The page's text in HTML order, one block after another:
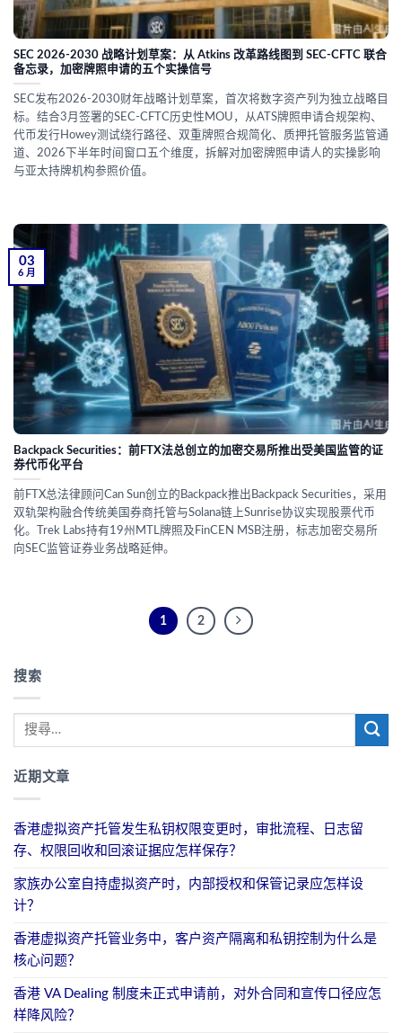
搜索
近期文章
香港虚拟资产托管发生私钥权限变更时，审批流程、日志留
存、权限回收和回滚证据应怎样保存？
家族办公室自持虚拟资产时，内部授权和保管记录应怎样设
计？
香港虚拟资产托管业务中，客户资产隔离和私钥控制为什么是
核心问题？
香港 VA Dealing 制度未正式申请前，对外合同和宣传口径应怎
样降风险？
SEC 2026-2030 战略计划草案：从 Atkins 改革路线图到 SEC-CFTC 联合
备忘录，加密牌照申请的五个实操信号
SEC发布2026-2030财年战略计划草案，首次将数字资产列为独立战略目
标。结合3月签署的SEC-CFTC历史性MOU，从ATS牌照申请合规架构、
代币发行Howey测试绕行路径、双重牌照合规简化、质押托管服务监管通
道、2026下半年时间窗口五个维度，拆解对加密牌照申请人的实操影响
与亚太持牌机构参照价值。
Backpack Securities：前FTX法总创立的加密交易所推出受美国监管的证
券代币化平台
前FTX总法律顾问Can Sun创立的Backpack推出Backpack Securities，采用
双轨架构融合传统美国券商托管与Solana链上Sunrise协议实现股票代币
化。Trek Labs持有19州MTL牌照及FinCEN MSB注册，标志加密交易所
向SEC监管证券业务战略延伸。
03
6 月
1 2